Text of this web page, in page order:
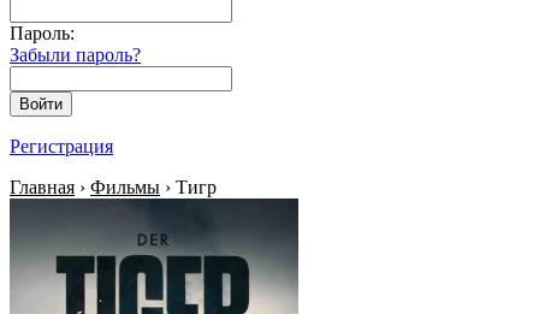
Пароль:
Забыли пароль?
Войти
Регистрация
Главная › Фильмы › Тигр